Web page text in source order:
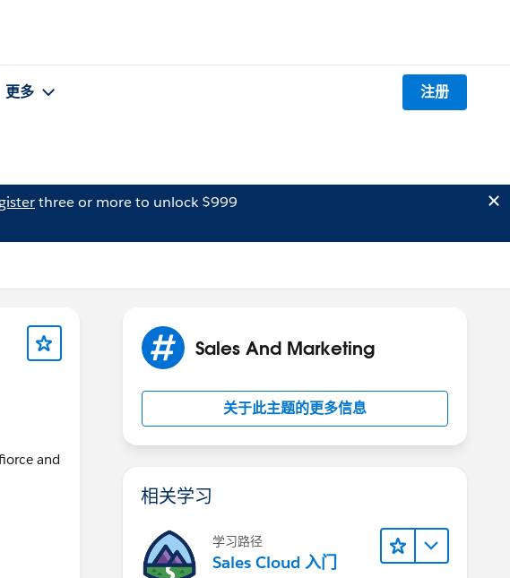
更多 注册
three or more to unlock $999
and
Sales And Marketing
关于此主题的更多信息
相关学习
学习路径
Sales Cloud 入门